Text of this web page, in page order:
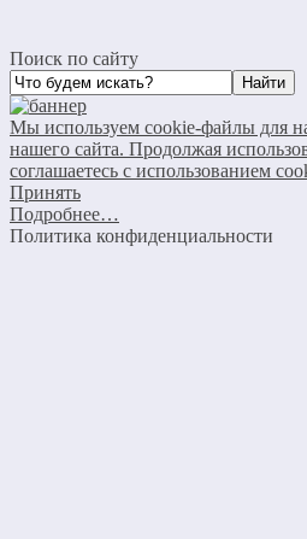
Поиск по сайту
Мы используем cookie-файлы для
нашего сайта. Продолжая
соглашаетесь с использованием
Принять
Подробнее…
Политика конфиденциальности